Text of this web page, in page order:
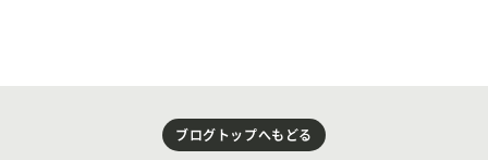
ブログトップへもどる